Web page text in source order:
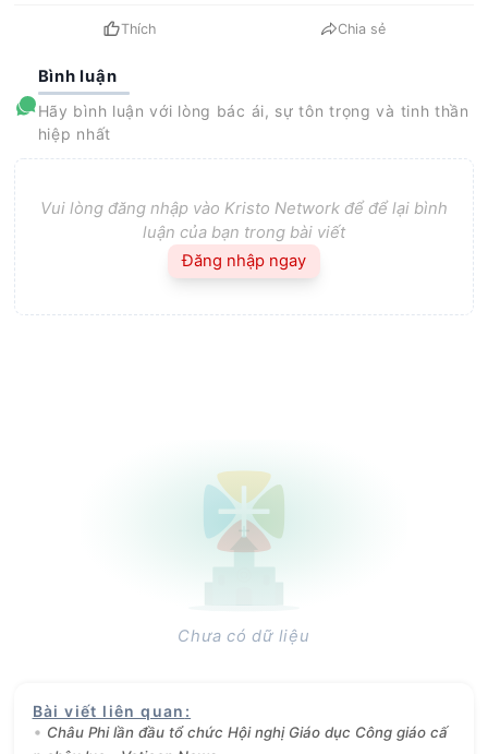
Thích Chia sẻ
Bình luận
Hãy bình luận với lòng bác ái, sự tôn trọng và tinh thần
hiệp nhất
Vui lòng đăng nhập vào Kristo Network để để lại bình
luận của bạn trong bài viết
Đăng nhập ngay
Chưa có dữ liệu
Bài viết liên quan :
Châu Phi lần đầu tổ chức Hội nghị Giáo dục Công giáo cấ